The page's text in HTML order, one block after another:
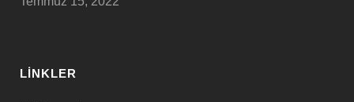
LINKLER